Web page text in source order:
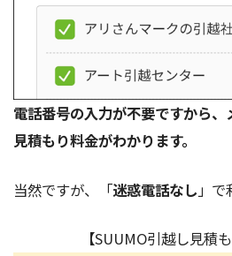
電話番号の入力が不要ですから
見積もり料金がわかります。
当然ですが、「迷惑電話なし 」で
【SUUMO引越し見積